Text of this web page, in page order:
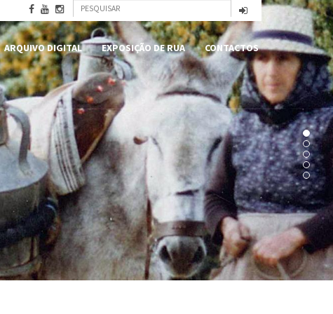
Formulário
de
pesquisa
Pesquisar
ARQUIVO DIGITAL EXPOSIÇÃO DE RUA CONTACTOS